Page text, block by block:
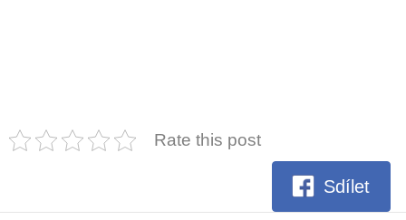
Rate this post
Sdílet